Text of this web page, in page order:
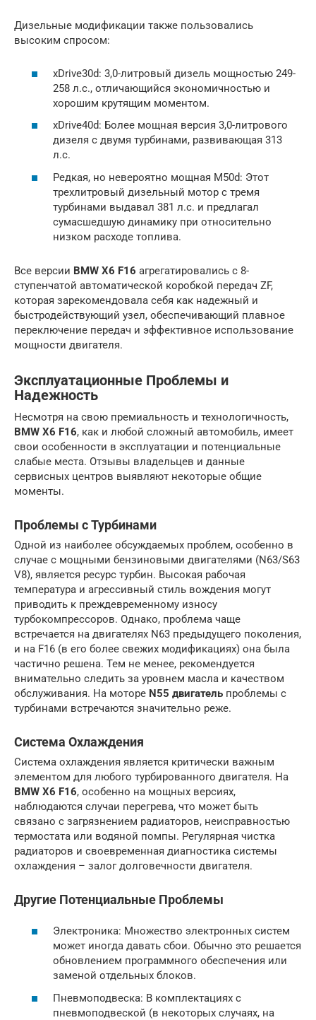
Дизельные модификации также пользовались
высоким спросом:
xDrive30d: 3,0-литровый дизель мощностью 249-
258 л.с., отличающийся экономичностью и
хорошим крутящим моментом.
xDrive40d: Более мощная версия 3,0-литрового
дизеля с двумя турбинами, развивающая 313
л.с.
Редкая, но невероятно мощная M50d: Этот
трехлитровый дизельный мотор с тремя
турбинами выдавал 381 л.с. и предлагал
сумасшедшую динамику при относительно
низком расходе топлива.
Все версии BMW X6 F16 агрегатировались с 8-
ступенчатой автоматической коробкой передач ZF,
которая зарекомендовала себя как надежный и
быстродействующий узел, обеспечивающий плавное
переключение передач и эффективное использование
мощности двигателя.
Эксплуатационные Проблемы и
Надежность
Несмотря на свою премиальность и технологичность,
BMW X6 F16, как и любой сложный автомобиль, имеет
свои особенности в эксплуатации и потенциальные
слабые места. Отзывы владельцев и данные
сервисных центров выявляют некоторые общие
моменты.
Проблемы с Турбинами
Одной из наиболее обсуждаемых проблем, особенно в
случае с мощными бензиновыми двигателями (N63/S63
V8), является ресурс турбин. Высокая рабочая
температура и агрессивный стиль вождения могут
приводить к преждевременному износу
турбокомпрессоров. Однако, проблема чаще
встречается на двигателях N63 предыдущего поколения,
и на F16 (в его более свежих модификациях) она была
частично решена. Тем не менее, рекомендуется
внимательно следить за уровнем масла и качеством
обслуживания. На моторе N55 двигатель проблемы с
турбинами встречаются значительно реже.
Система Охлаждения
Система охлаждения является критически важным
элементом для любого турбированного двигателя. На
BMW X6 F16, особенно на мощных версиях,
наблюдаются случаи перегрева, что может быть
связано с загрязнением радиаторов, неисправностью
термостата или водяной помпы. Регулярная чистка
радиаторов и своевременная диагностика системы
охлаждения – залог долговечности двигателя.
Другие Потенциальные Проблемы
Электроника: Множество электронных систем
может иногда давать сбои. Обычно это решается
обновлением программного обеспечения или
заменой отдельных блоков.
Пневмоподвеска: В комплектациях с
пневмоподвеской (в некоторых случаях, на